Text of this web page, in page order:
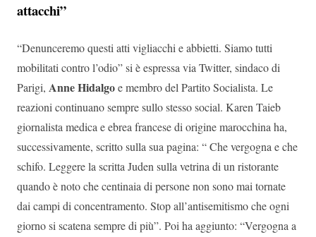
attacchi”
“Denunceremo questi atti vigliacchi e abbietti. Siamo tutti
mobilitati contro l’odio” si è espressa via Twitter, sindaco di
Parigi, Anne Hidalgoe membro del Partito Socialista. Le
reazioni continuano sempre sullo stesso social. Karen Taieb
giornalista medica e ebrea francese di origine marocchina ha,
successivamente, scritto sulla sua pagina: “ Che vergogna e che
schifo. Leggere la scritta Juden sulla vetrina di un ristorante
quando è noto che centinaia di persone non sono mai tornate
dai campi di concentramento. Stop all’antisemitismo che ogni
giorno si scatena sempre di più”. Poi ha aggiunto: “Vergogna a